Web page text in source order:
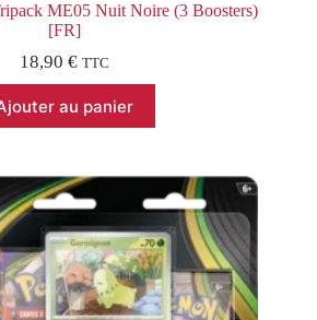
ME05 Nuit Noire (3 Boosters)
[FR]
18,90€ TTC
au panier